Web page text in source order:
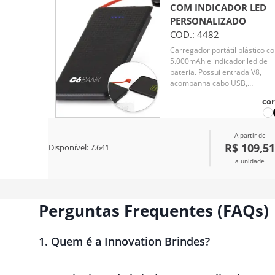
COM INDICADOR LED
PERSONALIZADO
COD.: 4482
Carregador portátil plástico
5.000mAh e indicador led de
bateria. Possui entrada V8,
acompanha cabo USB,
Disponível:7.641
A partir de
R$ 109,51
a unidade
Perguntas Frequentes (FAQs)
1. Quem é a Innovation Brindes?